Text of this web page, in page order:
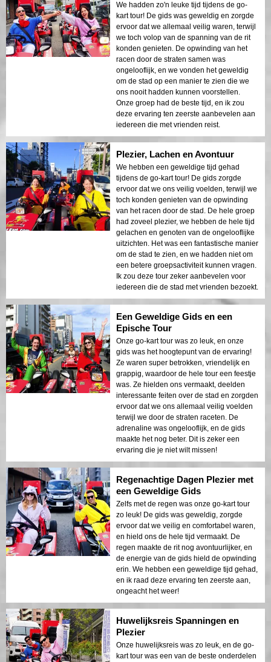
We hadden zo'n leuke tijd tijdens de go-
kart tour! De gids was geweldig en zorgde
ervoor dat we allemaal veilig waren, terwijl
we toch volop van de spanning van de rit
konden genieten. De opwinding van het
racen door de straten samen was
ongelooflijk, en we vonden het geweldig
om de stad op een manier te zien die we
ons nooit hadden kunnen voorstellen.
Onze groep had de beste tijd, en ik zou
deze ervaring ten zeerste aanbevelen aan
iedereen die met vrienden reist.
Plezier, Lachen en Avontuur
We hebben een geweldige tijd gehad
tijdens de go-kart tour! De gids zorgde
ervoor dat we ons veilig voelden, terwijl we
toch konden genieten van de opwinding
van het racen door de stad. De hele groep
had zoveel plezier, we hebben de hele tijd
gelachen en genoten van de ongelooflijke
uitzichten. Het was een fantastische manier
om de stad te zien, en we hadden niet om
een betere groepsactiviteit kunnen vragen.
Ik zou deze tour zeker aanbevelen voor
iedereen die de stad met vrienden bezoekt.
Een Geweldige Gids en een
Epische Tour
Onze go-kart tour was zo leuk, en onze
gids was het hoogtepunt van de ervaring!
Ze waren super betrokken, vriendelijk en
grappig, waardoor de hele tour een feestje
was. Ze hielden ons vermaakt, deelden
interessante feiten over de stad en zorgden
ervoor dat we ons allemaal veilig voelden
terwijl we door de straten raceten. De
adrenaline was ongelooflijk, en de gids
maakte het nog beter. Dit is zeker een
ervaring die je niet wilt missen!
Regenachtige Dagen Plezier met
een Geweldige Gids
Zelfs met de regen was onze go-kart tour
zo leuk! De gids was geweldig, zorgde
ervoor dat we veilig en comfortabel waren,
en hield ons de hele tijd vermaakt. De
regen maakte de rit nog avontuurlijker, en
de energie van de gids hield de opwinding
erin. We hebben een geweldige tijd gehad,
en ik raad deze ervaring ten zeerste aan,
ongeacht het weer!
Huwelijksreis Spanningen en
Plezier
Onze huwelijksreis was zo leuk, en de go-
kart tour was een van de beste onderdelen